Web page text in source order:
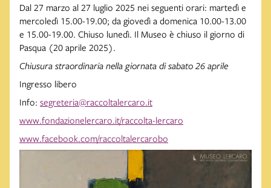
Dal 27 marzo al 27 luglio 2025 nei seguenti orari: martedì e
mercoledì 15.00-19.00; da giovedì a domenica 10.00-13.00
e 15.00-19.00. Chiuso lunedì. Il Museo è chiuso il giorno di
Pasqua (20 aprile 2025).
Chiusura straordinaria nella giornata di sabato 26 aprile
Ingresso libero
Info: segreteria@raccoltalercaro.it
www.fondazionelercaro.it/raccolta-lercaro
www.facebook.com/raccoltalercarobo